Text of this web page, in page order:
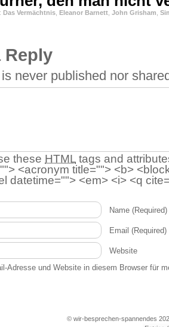
Das Vermächtnis Eleanor Barnett John Grisham
Reply
never published nor
these HTML tags and
<acronym title=""> <b>
datetime=""> <em> <i> <q
Name (Required)
Email (Required)
Website
Adresse und Website in diesem Browser für
© wir-besprechen-spannendes